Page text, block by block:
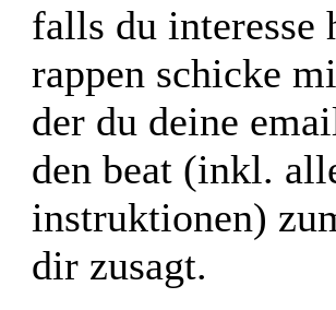
falls du interesse
rappen schicke
der du deine
den beat (inkl.
instruktionen)
dir zusagt.